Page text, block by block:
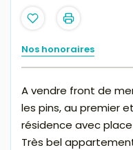
Nos honoraires
A vendre front de
les pins, au premier
résidence avec
Très bel